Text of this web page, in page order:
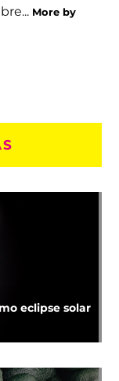
More by
eclipse solar